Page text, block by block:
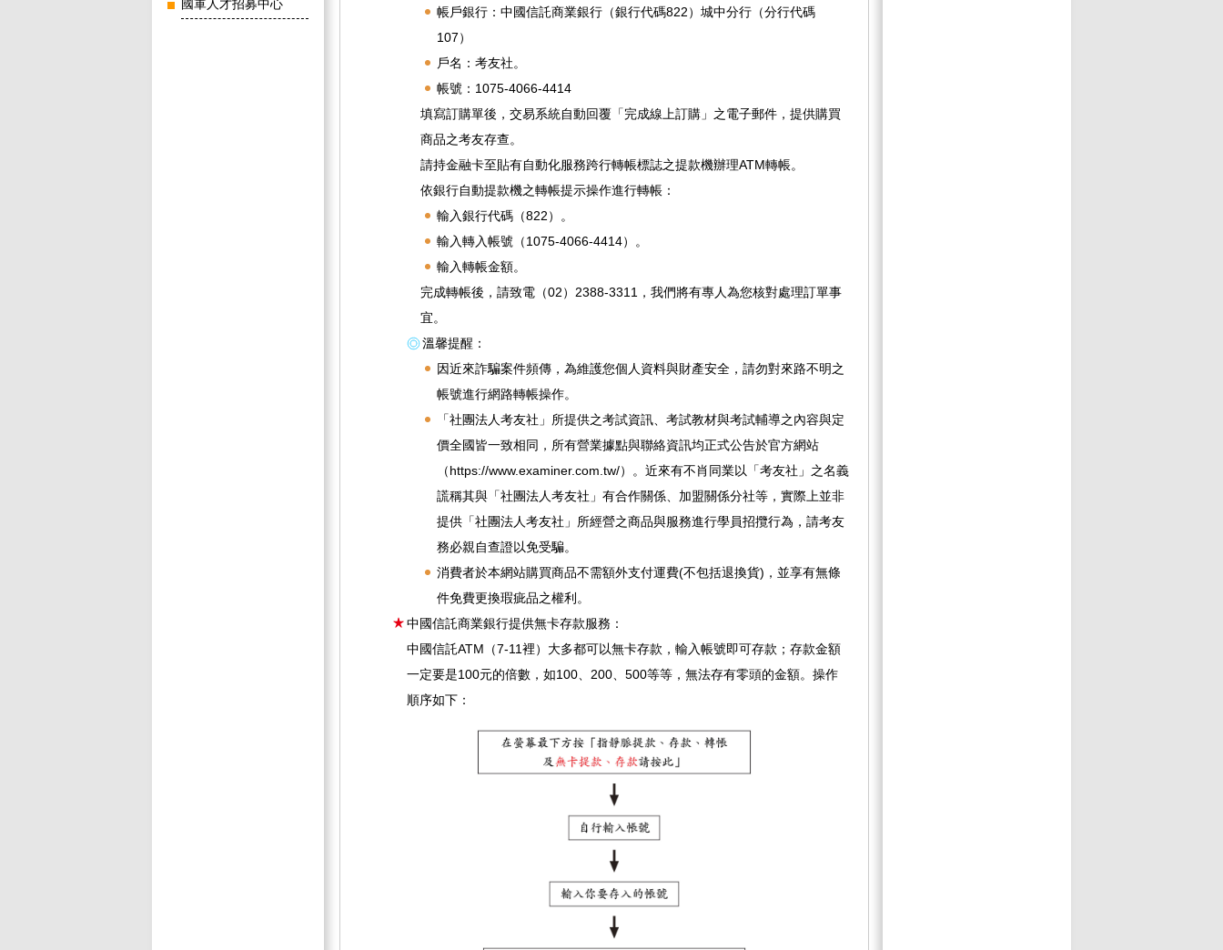
國軍人才招募中心
帳戶銀行：中國信託商業銀行（銀行代碼822）城中分行（分行代碼
107）
戶名：考友社。
帳號：1075-4066-4414
填寫訂購單後，交易系統自動回覆「完成線上訂購」之電子郵件，提供購買
商品之考友存查。
請持金融卡至貼有自動化服務跨行轉帳標誌之提款機辦理ATM轉帳。
依銀行自動提款機之轉帳提示操作進行轉帳：
輸入銀行代碼（822）。
輸入轉入帳號（1075-4066-4414）。
輸入轉帳金額。
完成轉帳後，請致電（02）2388-3311，我們將有專人為您核對處理訂單事
宜。
溫馨提醒：
因近來詐騙案件頻傳，為維護您個人資料與財產安全，請勿對來路不明之
帳號進行網路轉帳操作。
「社團法人考友社」所提供之考試資訊、考試教材與考試輔導之內容與定
價全國皆一致相同，所有營業據點與聯絡資訊均正式公告於官方網站
（https://www.examiner.com.tw/）。近來有不肖同業以「考友社」之名義
謊稱其與「社團法人考友社」有合作關係、加盟關係分社等，實際上並非
提供「社團法人考友社」所經營之商品與服務進行學員招攬行為，請考友
務必親自查證以免受騙。
消費者於本網站購買商品不需額外支付運費(不包括退換貨)，並享有無條
件免費更換瑕疵品之權利。
中國信託商業銀行提供無卡存款服務：
中國信託ATM（7-11裡）大多都可以無卡存款，輸入帳號即可存款；存款金額
一定要是100元的倍數，如100、200、500等等，無法存有零頭的金額。操作
順序如下：